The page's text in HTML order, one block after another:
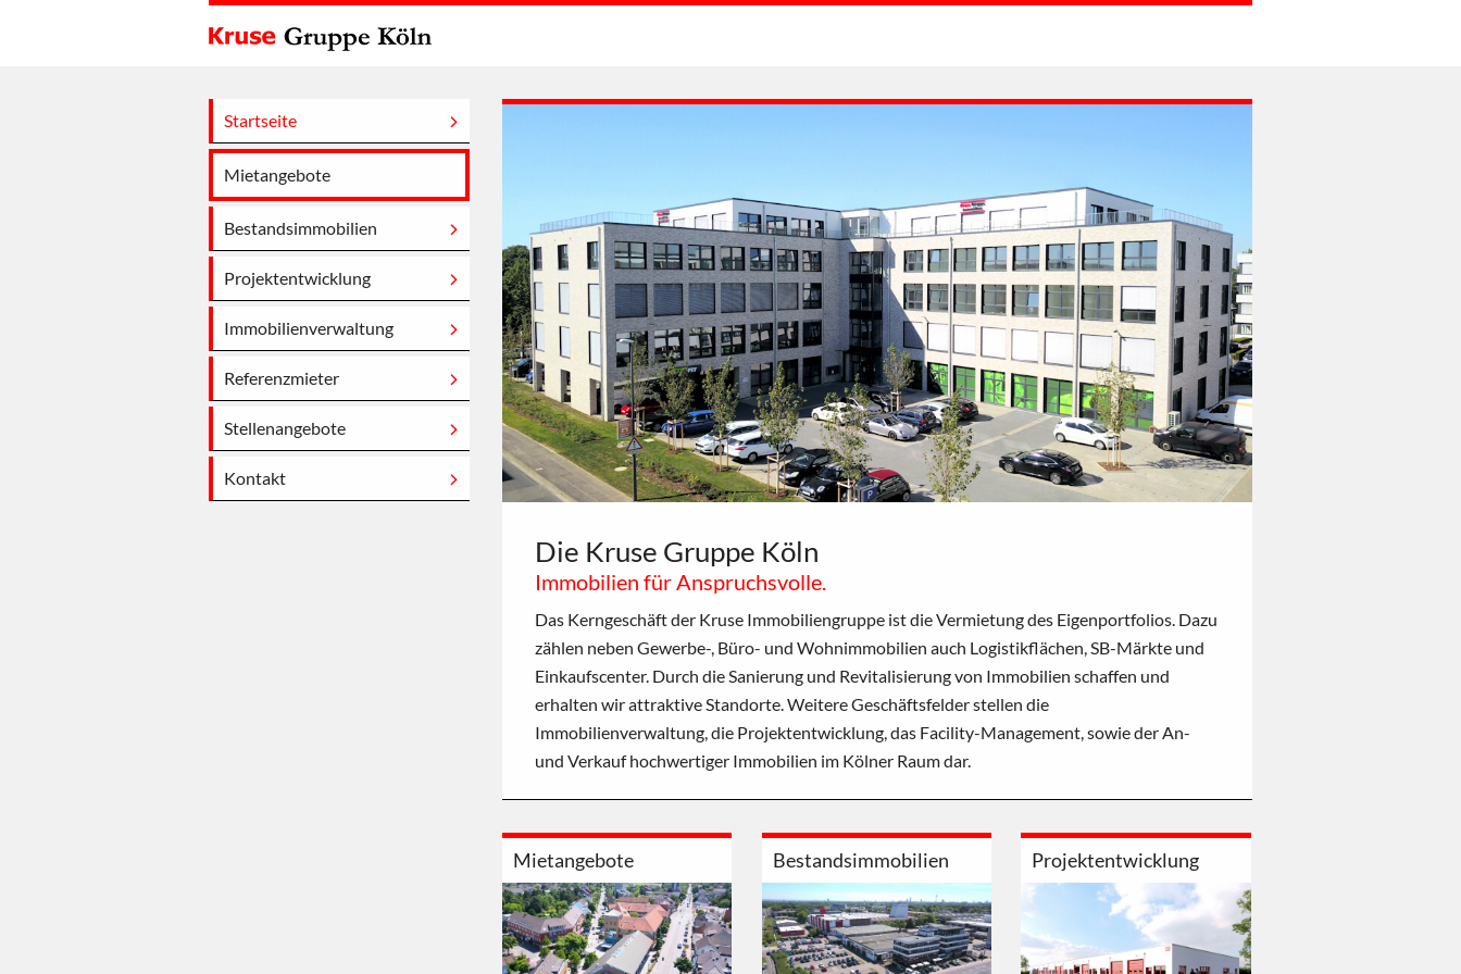
Startseite
Mietangebote
Bestandsimmobilien
Projektentwicklung
Immobilienverwaltung
Referenzmieter
Stellenangebote
Kontakt
Die Kruse Gruppe Köln
Immobilien für Anspruchsvolle.
Das Kerngeschäft der Kruse Immobiliengruppe ist die Vermietung des Eigenportfolios. Dazu
zählen neben Gewerbe-, Büro- und Wohnimmobilien auch Logistikflächen, SB-Märkte und
Einkaufscenter. Durch die Sanierung und Revitalisierung von Immobilien schaffen und
erhalten wir attraktive Standorte. Weitere Geschäftsfelder stellen die
Immobilienverwaltung, die Projektentwicklung, das Facility-Management, sowie der An-
und Verkauf hochwertiger Immobilien im Kölner Raum dar.
Mietangebote Bestandsimmobilien Projektentwicklung